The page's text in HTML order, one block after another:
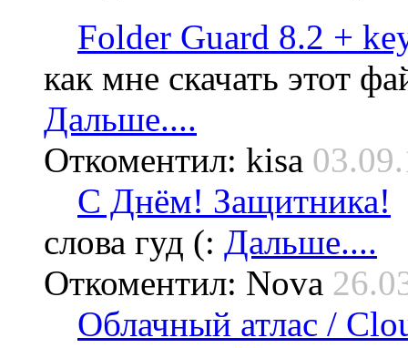
Folder Guard 8.2 +
как мне скачать этот
Дальше....
Откоментил: kisa
С Днём! Защитника!
слова гуд (: Дальше....
Откоментил: Nova
Облачный атлас /